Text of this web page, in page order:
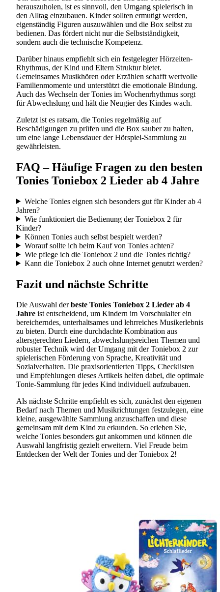
herauszuholen, ist es sinnvoll, den Umgang spielerisch in
den Alltag einzubauen. Kinder sollten ermutigt werden,
eigenständig Figuren auszuwählen und die Box selbst zu
bedienen. Das fördert nicht nur die Selbstständigkeit,
sondern auch die technische Kompetenz.
Darüber hinaus empfiehlt sich ein festgelegter Hörzeiten-
Rhythmus, der Kind und Eltern Struktur bietet.
Gemeinsames Musikhören oder Erzählen schafft wertvolle
Familienmomente und unterstützt die emotionale Bindung.
Auch das Wechseln der Tonies im Wochenrhythmus sorgt
für Abwechslung und hält die Neugier des Kindes wach.
Zuletzt ist es ratsam, die Tonies regelmäßig auf
Beschädigungen zu prüfen und die Box sauber zu halten,
um eine lange Lebensdauer der Hörspiel-Sammlung zu
gewährleisten.
FAQ – Häufige Fragen zu den besten
Tonies Toniebox 2 Lieder ab 4 Jahre
Welche Tonies eignen sich besonders gut für Kinder ab 4
Jahren?
Wie funktioniert die Bedienung der Toniebox 2 für
Kinder?
Können Tonies auch selbst bespielt werden?
Worauf sollte ich beim Kauf von Tonies achten?
Wie pflege ich die Toniebox 2 und die Tonies richtig?
Kann die Toniebox 2 auch ohne Internet genutzt werden?
Fazit und nächste Schritte
Die Auswahl derbeste Tonies Toniebox 2 Lieder ab 4
Jahre ist entscheidend, um Kindern im Vorschulalter ein
bereicherndes, unterhaltsames und lehrreiches Musikerlebnis
zu bieten. Durch eine durchdachte Kombination aus
altersgerechten Liedern, abwechslungsreichen Themen und
robuster Technik wird der Umgang mit der Toniebox 2 zur
spielerischen Förderung von Sprache, Kreativität und
Sozialverhalten. Die praxisorientierten Tipps, Checklisten
und Empfehlungen dieses Artikels helfen dabei, die optimale
Tonie-Sammlung für jedes Kind individuell aufzubauen.
Als nächste Schritte empfiehlt es sich, zunächst den eigenen
Bedarf nach Themen und Musikrichtungen festzulegen, eine
kleine, ausgewählte Sammlung anzuschaffen und diese
gemeinsam mit dem Kind zu erkunden. So erleben Sie,
welche Tonies besonders gut ankommen und können die
Auswahl langfristig gezielt erweitern. Viel Freude beim
Entdecken der Welt der Tonies und der Toniebox 2!